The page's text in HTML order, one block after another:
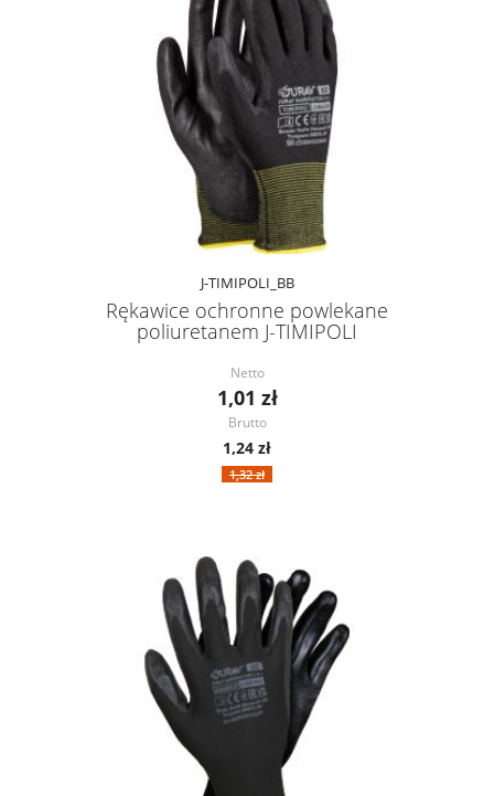
J-TIMIPOLI_BB
Rękawice ochronne powlekane
poliuretanem J-TIMIPOLI
Netto
1,01 zł
Brutto
1,24 zł
1,32 zł